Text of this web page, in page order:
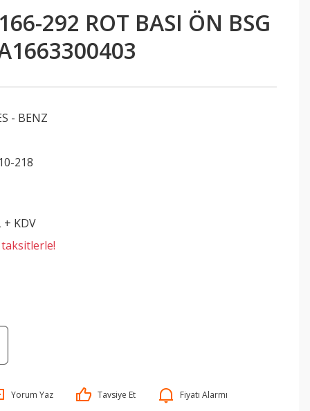
292 ROT BASI ÖN BSG
- BENZ
218
+ KDV
Yorum Yaz Tavsiye Et Fiyatı Alarmı